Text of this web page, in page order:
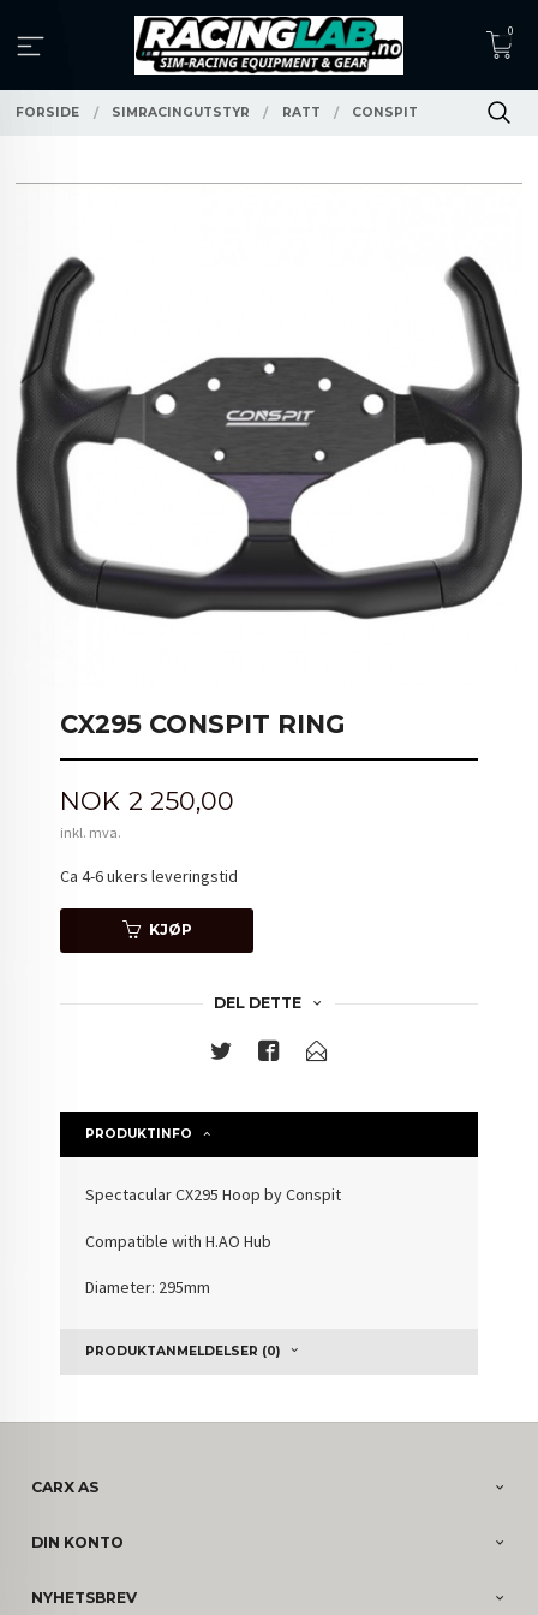
innholdet
0
FORSIDE SIMRACINGUTSTYR RATT CONSPIT
CX295 CONSPIT RING
Pris
NOK 2 250,00
inkl. mva.
Ca 4-6 ukers leveringstid
KJØP
DEL DETTE
PRODUKTINFO
Spectacular CX295 Hoop by Conspit
Compatible with H.AO Hub
Diameter: 295mm
PRODUKTANMELDELSER (0)
CARX AS
DIN KONTO
NYHETSBREV